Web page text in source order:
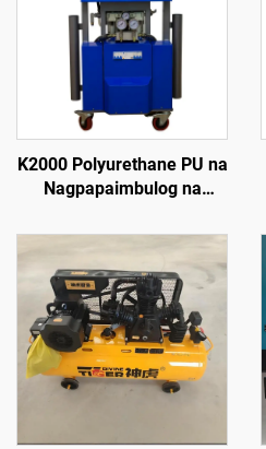
K2000 Polyurethane PU na
Nagpapaimbulog na
Pagkakabukod sa Bubong